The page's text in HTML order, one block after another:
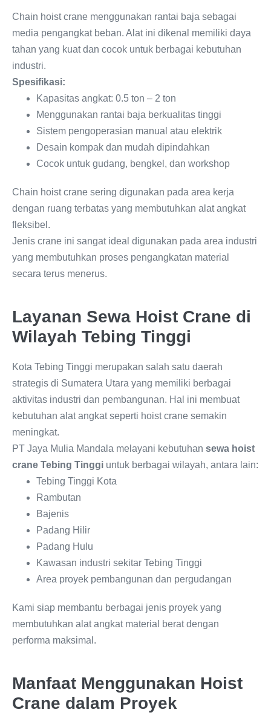
Chain hoist crane menggunakan rantai baja sebagai
media pengangkat beban. Alat ini dikenal memiliki daya
tahan yang kuat dan cocok untuk berbagai kebutuhan
industri.
Spesifikasi:
Kapasitas angkat: 0.5 ton – 2 ton
Menggunakan rantai baja berkualitas tinggi
Sistem pengoperasian manual atau elektrik
Desain kompak dan mudah dipindahkan
Cocok untuk gudang, bengkel, dan workshop
Chain hoist crane sering digunakan pada area kerja
dengan ruang terbatas yang membutuhkan alat angkat
fleksibel.
Jenis crane ini sangat ideal digunakan pada area industri
yang membutuhkan proses pengangkatan material
secara terus menerus.
Layanan Sewa Hoist Crane di
Wilayah Tebing Tinggi
Kota Tebing Tinggi merupakan salah satu daerah
strategis di Sumatera Utara yang memiliki berbagai
aktivitas industri dan pembangunan. Hal ini membuat
kebutuhan alat angkat seperti hoist crane semakin
meningkat.
PT Jaya Mulia Mandala melayani kebutuhan sewa hoist
crane Tebing Tinggi untuk berbagai wilayah, antara lain:
Tebing Tinggi Kota
Rambutan
Bajenis
Padang Hilir
Padang Hulu
Kawasan industri sekitar Tebing Tinggi
Area proyek pembangunan dan pergudangan
Kami siap membantu berbagai jenis proyek yang
membutuhkan alat angkat material berat dengan
performa maksimal.
Manfaat Menggunakan Hoist
Crane dalam Proyek